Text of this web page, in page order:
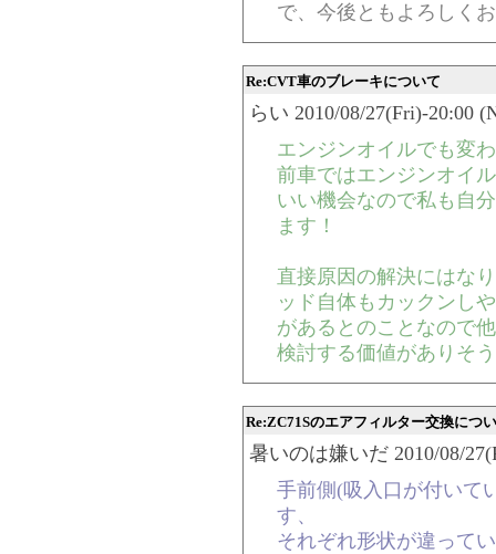
で、今後ともよろしく
Re:CVT車のブレーキについて
らい 2010/08/27(Fri)-20:00
エンジンオイルでも変
前車ではエンジンオイ
いい機会なので私も自
ます！
直接原因の解決にはな
ッド自体もカックンし
があるとのことなので
検討する価値がありそ
Re:ZC71Sのエアフィルター交換につ
暑いのは嫌いだ 2010/08/
手前側(吸入口が付いて
す、
それぞれ形状が違って